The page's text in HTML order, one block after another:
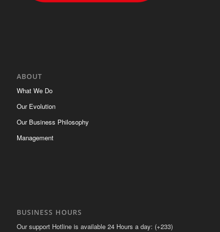
ABOUT
What We Do
Our Evolution
Our Business Philosophy
Management
BUSINESS HOURS
Our support Hotline is available 24 Hours a day: (+233)